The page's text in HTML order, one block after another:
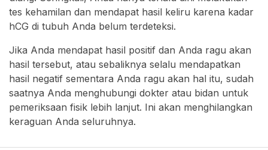
tes kehamilan dan mendapat hasil keliru karena kadar
hCG di tubuh Anda belum terdeteksi.
Jika Anda mendapat hasil positif dan Anda ragu akan
hasil tersebut, atau sebaliknya selalu mendapatkan
hasil negatif sementara Anda ragu akan hal itu, sudah
saatnya Anda menghubungi dokter atau bidan untuk
pemeriksaan fisik lebih lanjut. Ini akan menghilangkan
keraguan Anda seluruhnya.